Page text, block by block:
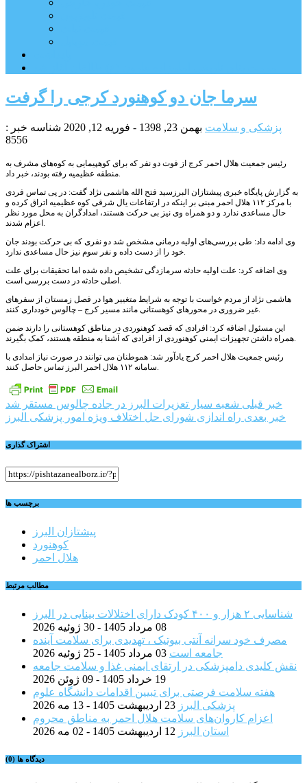
سرما جان دو کوهنورد کرجی را گرفت
پزشکی و سلامت بهمن 23, 1398 - فوریه 12, 2020
شناسه خبر :
8556
رئیس جمعیت هلال احمر کرج از فوت دو نفر که برای کوهپیمایی به کوه‌های مشرف به
منطقه عظیمیه رفته بودند، خبر داد.
به گزارش پایگاه خبری پیشتازان البرزسید فتح الله هاشمی نژاد گفت: در پی تماس فردی
با مرکز ۱۱۲ هلال احمر مبنی بر اینکه در ارتفاعات یال شرقی کوه عظیمیه اتراق کرده و
حال مساعدی ندارد و دو همراه وی نیز بی حرکت هستند، امدادگران به محل مورد نظر
اعزام شدند.
وی ادامه داد: طی بررسی‌های اولیه درمانی مشخص شد دو نفری که بی حرکت بودند جان
خود را از دست داده و نفر سوم نیز حال مساعدی ندارد.
وی اضافه کرد: علت اولیه حادثه سرمازدگی تشخیص داده شده اما تحقیقات برای علت
اصلی حادثه در دست بررسی است.
هاشمی نژاد از مردم خواست با توجه به شرایط متغییر هوا در فصل زمستان از سفرهای
غیر ضروری در محورهای کوهستانی مانند مسیر کرج – چالوس خودداری کنند.
این مسئول اضافه کرد: افرادی که قصد کوهنوردی در مناطق کوهستانی را دارند ضمن
همراه داشتن تجهیزات ایمنی کوهنوردی از افرادی که آشنا به منطقه هستند، کمک بگیرند.
رئیس جمعیت هلال احمر کرج یادآور شد: هموطنان می توانند در صورت نیاز امدادی با
سامانه ۱۱۲ هلال احمر البرز تماس حاصل کنند.
راهبری
نوشته
خبر قبلی شعبه سیار تعزیرات البرز در جاده چالوس مستقر شد
خبر بعدی راه اندازی شورای حل اختلاف ویژه امور پزشکی البرز
اشتراک گذاری
برچسب ها
پیشتازان البرز
کوهنورد
هلال احمر
مطالب مرتبط
شناسایی ۲ هزار و ۴۰۰ کودک دارای اختلالات بینایی در البرز
08 مرداد 1405 - 30 ژوئیه 2026
مصرف خود سرانه آنتی بیوتیک ، تهدیدی برای سلامت آینده
جامعه است 03 مرداد 1405 - 25 ژوئیه 2026
نقش کلیدی دامپزشکی در ارتقای ایمنی غذا و سلامت جامعه
19 خرداد 1405 - 09 ژوئن 2026
هفته سلامت فرصتی برای تبیین اقدامات دانشگاه علوم
پزشکی البرز 23 اردیبهشت 1405 - 13 مه 2026
اعزام کاروان‌های سلامت هلال احمر به مناطق محروم
استان البرز 12 اردیبهشت 1405 - 02 مه 2026
دیدگاه ها (0)